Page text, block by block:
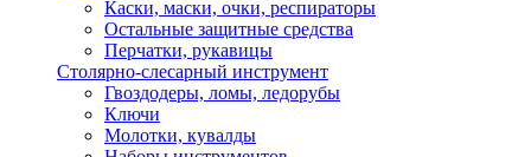
Каски, маски, очки, респираторы
Остальные защитные средства
Перчатки, рукавицы
Столярно-слесарный инструмент
Гвоздодеры, ломы, ледорубы
Ключи
Молотки, кувалды